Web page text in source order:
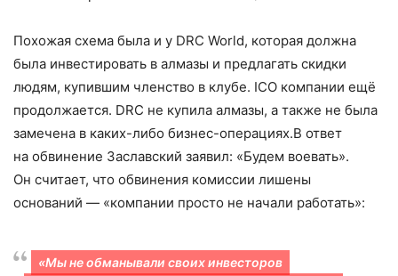
Похожая схема была и у DRC World, которая должна
была инвестировать в алмазы и предлагать скидки
людям, купившим членство в клубе. ICO компании ещё
продолжается. DRC не купила алмазы, а также не была
замечена в каких-либо бизнес-операциях.В ответ
на обвинение Заславский заявил: «Будем воевать».
Он считает, что обвинения комиссии лишены
оснований — «компании просто не начали работать»:
«Мы не обманывали своих инвесторов